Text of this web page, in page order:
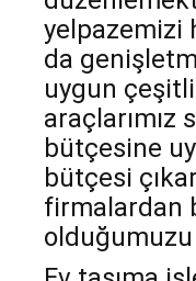
yelpazemizi
da
uygun
araçlarımız
bütçesine
bütçesi
firmalardan